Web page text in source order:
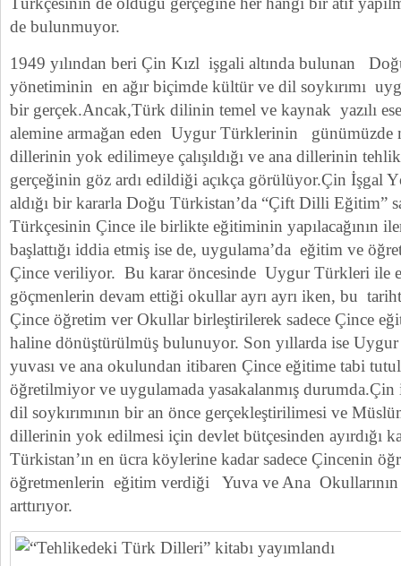
de bulunmuyor.
1949 yılından beri Çin Kızl işgali altında bulunan
yönetiminin en ağır biçimde kültür ve dil soykırımı
bir gerçek.Ancak,Türk dilinin temel ve kaynak yazılı
alemine armağan eden Uygur Türklerinin günümüzde
dillerinin yok edilimeye çalışıldığı ve ana dillerinin
gerçeğinin göz ardı edildiği açıkça görülüyor.Çin İşgal
aldığı bir kararla Doğu Türkistan’da “Çift Dilli Eğitim”
Türkçesinin Çince ile birlikte eğitiminin yapılacağının
başlattığı iddia etmiş ise de, uygulama’da eğitim ve
Çince veriliyor. Bu karar öncesinde Uygur Türkleri ile
göçmenlerin devam ettiği okullar ayrı ayrı iken, bu
Çince öğretim ver Okullar birleştirilerek sadece Çince
haline dönüştürülmüş bulunuyor. Son yıllarda ise
yuvası ve ana okulundan itibaren Çince eğitime tabi
öğretilmiyor ve uygulamada yasakalanmış
dil soykırımının bir an önce gerçekleştirilimesi ve
dillerinin yok edilmesi için devlet bütçesinden ayırdığı
Türkistan’ın en ücra köylerine kadar sadece Çincenin
öğretmenlerin eğitim verdiği Yuva ve Ana Okullarının
arttırıyor.